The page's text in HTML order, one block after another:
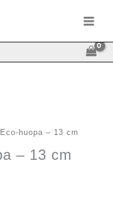
huopa – 13 cm
– 13 cm